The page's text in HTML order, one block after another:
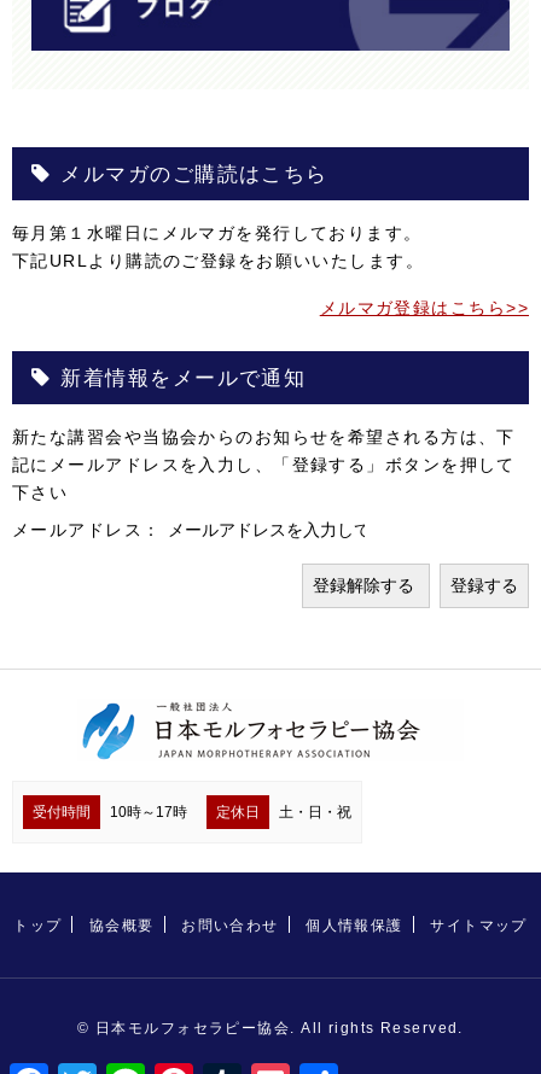
メルマガのご購読はこちら
毎月第１水曜日にメルマガを発行しております。
下記URLより購読のご登録をお願いいたします。
メルマガ登録はこちら>>
新着情報をメールで通知
新たな講習会や当協会からのお知らせを希望される方は、下
記にメールアドレスを入力し、「登録する」ボタンを押して
下さい
メールアドレス：
受付時間 10時～17時 定休日 土・日・祝
トップ 協会概要 お問い合わせ 個人情報保護 サイトマップ
© 日本モルフォセラピー協会. All rights Reserved.